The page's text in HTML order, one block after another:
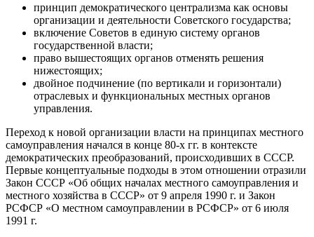
принцип демократического централизма как основы
организации и деятельности Советского государства;
включение Советов в единую систему органов
государственной власти;
право вышестоящих органов отменять решения
нижестоящих;
двойное подчинение (по вертикали и горизонтали)
отраслевых и функциональных местных органов
управления.
Переход к новой организации власти на принципах местного
самоуправления начался в конце 80-х гг. в контексте
демократических преобразований, происходивших в СССР.
Первые концептуальные подходы в этом отношении отразили
Закон СССР «Об общих началах местного самоуправления и
местного хозяйства в СССР» от 9 апреля 1990 г. и Закон
РСФСР «О местном самоуправлении в РСФСР» от 6 июля
1991 г.